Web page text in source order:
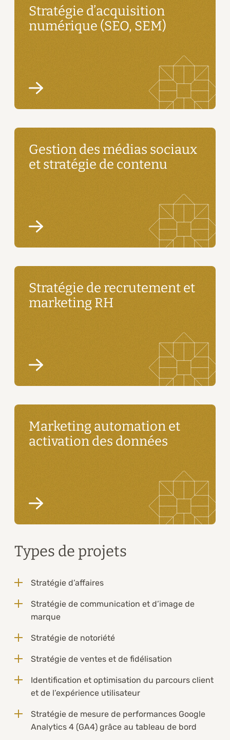
Stratégie d’acquisition
numérique (SEO, SEM)
Gestion des médias sociaux
et stratégie de contenu
Stratégie de recrutement et
marketing RH
Marketing automation et
activation des données
Types de projets
Stratégie d’affaires
Stratégie de communication et d’image de
marque
Stratégie de notoriété
Stratégie de ventes et de fidélisation
Identification et optimisation du parcours client
et de l’expérience utilisateur
Stratégie de mesure de performances Google
Analytics 4 (GA4) grâce au tableau de bord